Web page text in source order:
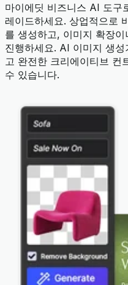
마이에딧 비즈니스 AI 도구
레이드하세요. 상업적으로
를 생성하고, 이미지 확장
진행하세요. AI 이미지 생
고 완전한 크리에이티브 컨
수 있습니다.